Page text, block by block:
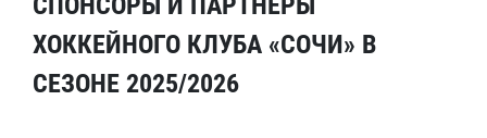
ХОККЕЙНОГО КЛУБА «СОЧИ» В
СЕЗОНЕ 2025/2026